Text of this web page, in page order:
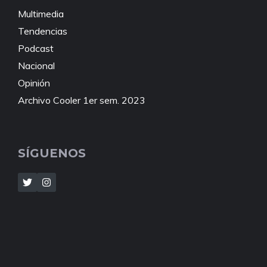
Multimedia
Tendencias
Podcast
Nacional
Opinión
Archivo Cooler 1er sem. 2023
SÍGUENOS